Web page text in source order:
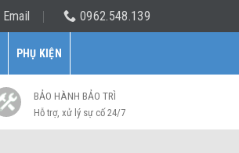
Email 0962.548.139
PHỤ KIỆN
BẢO HÀNH BẢO TRÌ
Hỗ trợ, xử lý sự cố 24/7